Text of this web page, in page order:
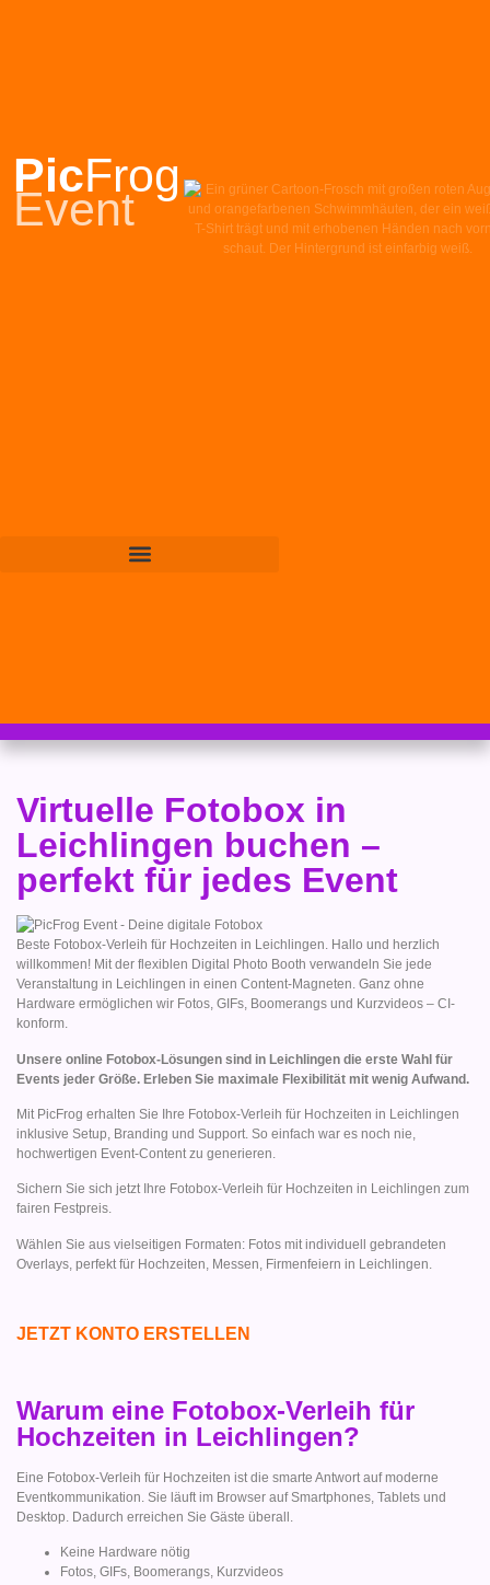
PicFrog
Event
Virtuelle Fotobox in
Leichlingen buchen –
perfekt für jedes Event
Beste Fotobox-Verleih für Hochzeiten in Leichlingen. Hallo und herzlich
willkommen! Mit der flexiblen Digital Photo Booth verwandeln Sie jede
Veranstaltung in Leichlingen in einen Content-Magneten. Ganz ohne
Hardware ermöglichen wir Fotos, GIFs, Boomerangs und Kurzvideos – CI-
konform.
Unsere online Fotobox-Lösungen sind in Leichlingen die erste Wahl für
Events jeder Größe. Erleben Sie maximale Flexibilität mit wenig Aufwand.
Mit PicFrog erhalten Sie Ihre Fotobox-Verleih für Hochzeiten in Leichlingen
inklusive Setup, Branding und Support. So einfach war es noch nie,
hochwertigen Event-Content zu generieren.
Sichern Sie sich jetzt Ihre Fotobox-Verleih für Hochzeiten in Leichlingen zum
fairen Festpreis.
Wählen Sie aus vielseitigen Formaten: Fotos mit individuell gebrandeten
Overlays, perfekt für Hochzeiten, Messen, Firmenfeiern in Leichlingen.
JETZT KONTO ERSTELLEN
Warum eine Fotobox-Verleih für
Hochzeiten in Leichlingen?
Eine Fotobox-Verleih für Hochzeiten ist die smarte Antwort auf moderne
Eventkommunikation. Sie läuft im Browser auf Smartphones, Tablets und
Desktop. Dadurch erreichen Sie Gäste überall.
Keine Hardware nötig
Fotos, GIFs, Boomerangs, Kurzvideos